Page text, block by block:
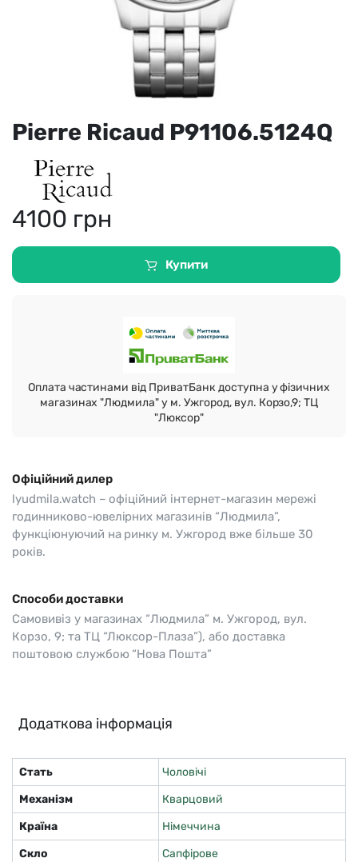
Pierre Ricaud P91106.5124Q
4100 грн
Купити
Оплата частинами від ПриватБанк доступна у фізичних
магазинах "Людмила" у м. Ужгород, вул. Корзо,9; ТЦ
"Люксор"
Офіційний дилер
lyudmila.watch – офіційний інтернет-магазин мережі
годинниково-ювелірних магазинів “Людмила”,
функціюнуючий на ринку м. Ужгород вже більше 30
років.
Способи доставки
Самовивіз у магазинах “Людмила” м. Ужгород, вул.
Корзо, 9; та ТЦ “Люксор-Плаза”), або доставка
поштовою службою “Нова Пошта”
Додаткова інформація
Стать
Чоловічі
Механізм
Кварцовий
Країна
Німеччина
Скло
Сапфірове